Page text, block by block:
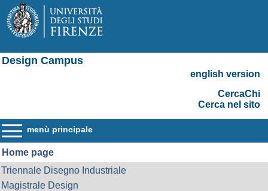
Design Campus
english version
CercaChi
Cerca nel sito
menù principale
Home page
Triennale Disegno Industriale
Magistrale Design